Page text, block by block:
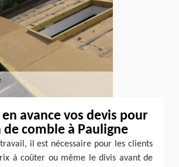
avance vos devis pour
comble à Pauligne
il est nécessaire pour les clients
à coûter ou même le divis avant de